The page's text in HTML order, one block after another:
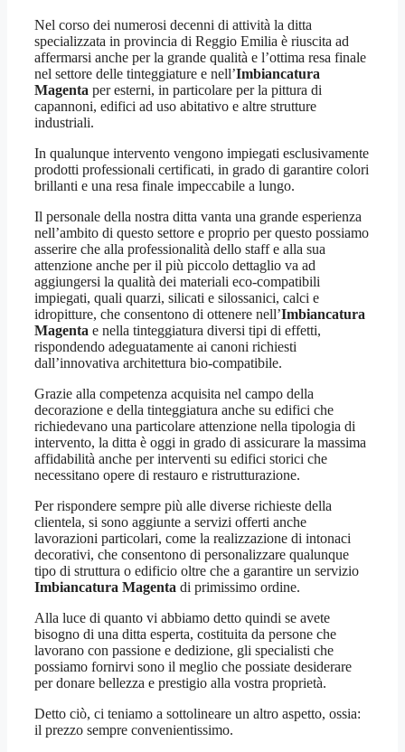
Nel corso dei numerosi decenni di attività la ditta
specializzata in provincia di Reggio Emilia è riuscita ad
affermarsi anche per la grande qualità e l’ottima resa finale
nel settore delle tinteggiature e nell’Imbiancatura
Magenta per esterni, in particolare per la pittura di
capannoni, edifici ad uso abitativo e altre strutture
industriali.
In qualunque intervento vengono impiegati esclusivamente
prodotti professionali certificati, in grado di garantire colori
brillanti e una resa finale impeccabile a lungo.
Il personale della nostra ditta vanta una grande esperienza
nell’ambito di questo settore e proprio per questo possiamo
asserire che alla professionalità dello staff e alla sua
attenzione anche per il più piccolo dettaglio va ad
aggiungersi la qualità dei materiali eco-compatibili
impiegati, quali quarzi, silicati e silossanici, calci e
idropitture, che consentono di ottenere nell’Imbiancatura
Magenta e nella tinteggiatura diversi tipi di effetti,
rispondendo adeguatamente ai canoni richiesti
dall’innovativa architettura bio-compatibile.
Grazie alla competenza acquisita nel campo della
decorazione e della tinteggiatura anche su edifici che
richiedevano una particolare attenzione nella tipologia di
intervento, la ditta è oggi in grado di assicurare la massima
affidabilità anche per interventi su edifici storici che
necessitano opere di restauro e ristrutturazione.
Per rispondere sempre più alle diverse richieste della
clientela, si sono aggiunte a servizi offerti anche
lavorazioni particolari, come la realizzazione di intonaci
decorativi, che consentono di personalizzare qualunque
tipo di struttura o edificio oltre che a garantire un servizio
Imbiancatura Magenta di primissimo ordine.
Alla luce di quanto vi abbiamo detto quindi se avete
bisogno di una ditta esperta, costituita da persone che
lavorano con passione e dedizione, gli specialisti che
possiamo fornirvi sono il meglio che possiate desiderare
per donare bellezza e prestigio alla vostra proprietà.
Detto ciò, ci teniamo a sottolineare un altro aspetto, ossia:
il prezzo sempre convenientissimo.